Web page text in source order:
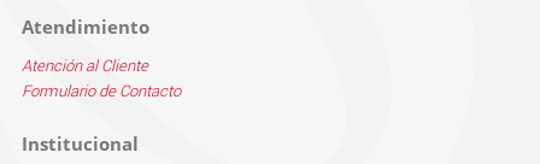
Atendimiento
Atención al Cliente
Formulario de Contacto
Institucional